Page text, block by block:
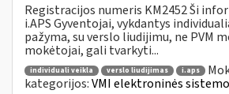
Registracijos numeris KM2452 Ši
i.APS Gyventojai, vykdantys
pažyma, su verslo liudijimu, ne PVM
mokėtojai, gali tvarkyti...
individuali veikla verslo liudijimas i.aps
kategorijos:VMI elektroninės